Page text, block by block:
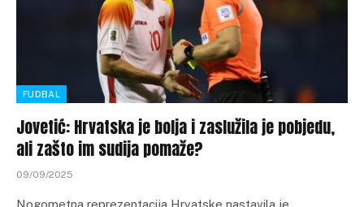
FUDBAL
Jovetić: Hrvatska je bolja i zaslužila je pobjedu,
ali zašto im sudija pomaže?
09/09/2025
Nogometna reprezentacija Hrvatske nastavila je